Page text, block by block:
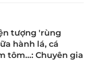
tượng 'rùng
hành lá, cá
tôm...: Chuyên gia